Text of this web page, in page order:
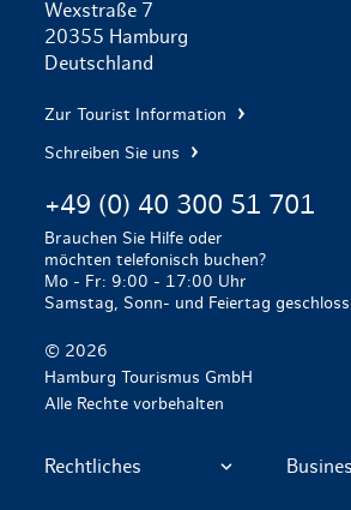
Wexstraße 7
20355 Hamburg
Deutschland
Zur Tourist Information
Schreiben Sie uns
+49 (0) 40 300 51 701
Brauchen Sie Hilfe oder
möchten telefonisch buchen?
Mo - Fr: 9:00 - 17:00 Uhr
Samstag, Sonn- und Feiertag
© 2026
Hamburg Tourismus GmbH
Alle Rechte vorbehalten
Rechtliches